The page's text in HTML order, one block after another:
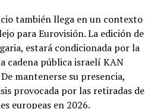
también llega en un contexto
para Eurovisión. La edición de
estará condicionada por la
cadena pública israelí KAN
mantenerse su presencia,
provocada por las retiradas de
europeas en 2026.